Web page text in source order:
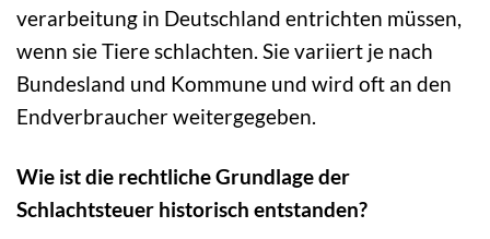
verarbeitung in Deutschland entrichten müssen,
wenn sie Tiere schlachten. Sie variiert je nach
Bundesland und Kommune und wird oft an den
Endverbraucher weitergegeben.
Wie ist die rechtliche Grundlage der
Schlachtsteuer historisch entstanden?